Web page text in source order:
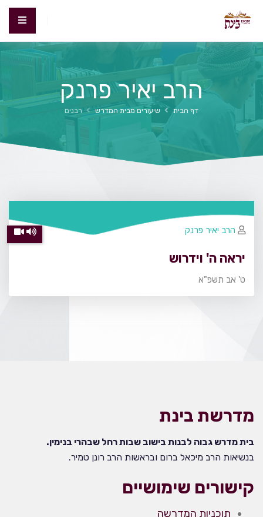
הרב יאיר פרנק
דף הבית שיעורים מבית המדרש רבנים
יראה ה' וידרוש
ט' אב תשפ"א
הרב יאיר פרנק
מדרשת בינת
בית מדרש גבוה לבנות בישוב שבות רחל שבהרי בנימין.
בנשיאות הרב מיכאל ברום ובראשות הרב רונן טמיר.
קישורים שימושיים
תוכניות המדרשה